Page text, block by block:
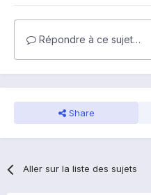
Répondre à ce sujet…
Share
Aller sur la liste des sujets